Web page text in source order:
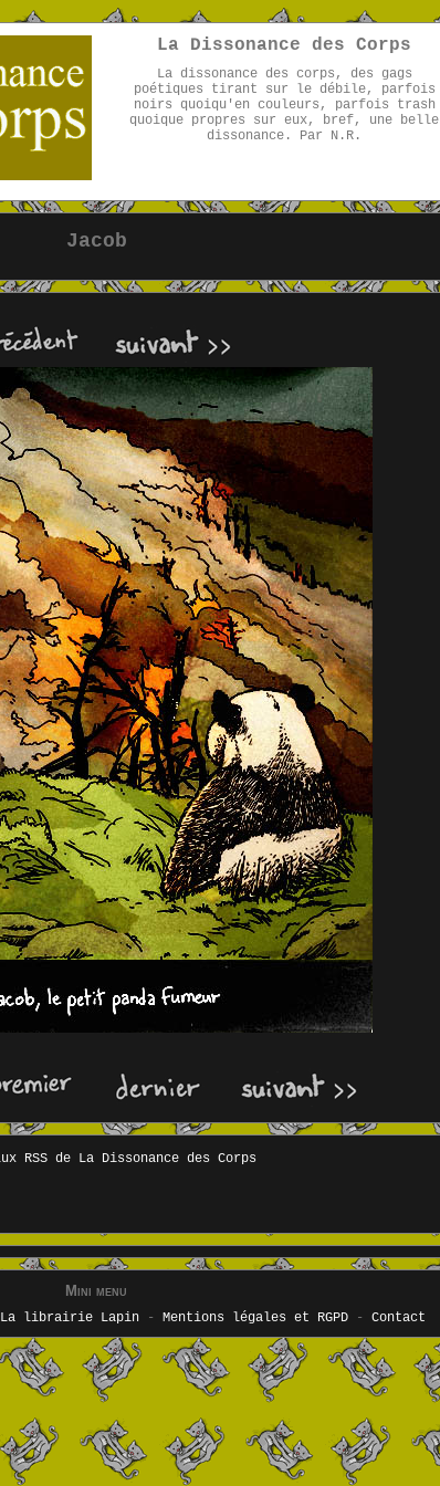
La Dissonance des Corps
La dissonance des corps, des gags
poétiques tirant sur le débile, parfois
noirs quoiqu'en couleurs, parfois trash
quoique propres sur eux, bref, une belle
dissonance. Par N.R.
Jacob
Mini menu
La librairie Lapin- Mentions légales et RGPD- Contact